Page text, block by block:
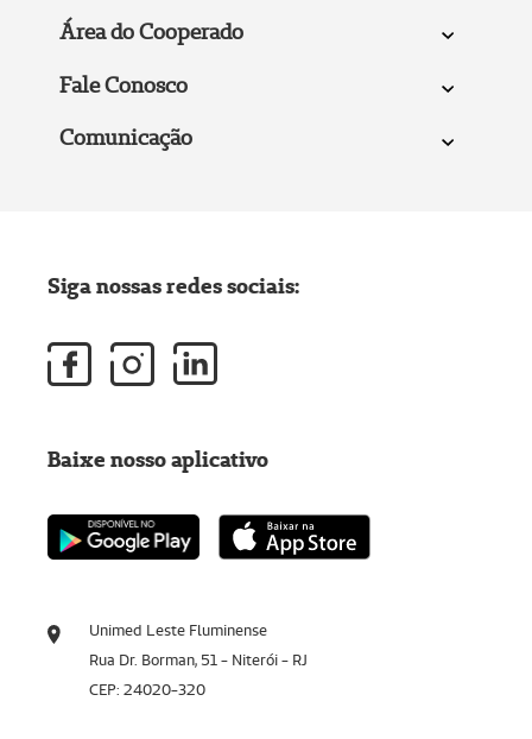
Área do Cooperado
Fale Conosco
Comunicação
Unimed Leste Fluminense
Rua Dr. Borman, 51 - Niterói - RJ
CEP: 24020-320
Siga nossas redes sociais:
Baixe nosso aplicativo